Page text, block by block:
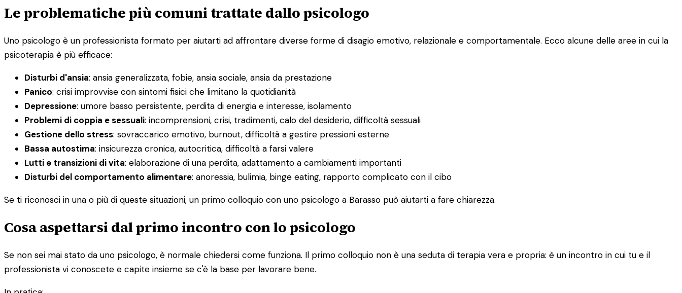
Le problematiche più comuni trattate dallo psicologo
Uno psicologo è un professionista formato per aiutarti ad affrontare diverse forme di disagio emotivo, relazionale e comportamentale. Ecco alcune delle aree in cui la
psicoterapia è più efficace:
Disturbi d'ansia: ansia generalizzata, fobie, ansia sociale, ansia da prestazione
Panico: crisi improvvise con sintomi fisici che limitano la quotidianità
Depressione: umore basso persistente, perdita di energia e interesse, isolamento
Problemi di coppia e sessuali: incomprensioni, crisi, tradimenti, calo del desiderio, difficoltà sessuali
Gestione dello stress: sovraccarico emotivo, burnout, difficoltà a gestire pressioni esterne
Bassa autostima: insicurezza cronica, autocritica, difficoltà a farsi valere
Lutti e transizioni di vita: elaborazione di una perdita, adattamento a cambiamenti importanti
Disturbi del comportamento alimentare: anoressia, bulimia, binge eating, rapporto complicato con il cibo
Se ti riconosci in una o più di queste situazioni, un primo colloquio con uno psicologo a Barasso può aiutarti a fare chiarezza.
Cosa aspettarsi dal primo incontro con lo psicologo
Se non sei mai stato da uno psicologo, è normale chiedersi come funziona. Il primo colloquio non è una seduta di terapia vera e propria: è un incontro in cui tu e il
professionista vi conoscete e capite insieme se c'è la base per lavorare bene.